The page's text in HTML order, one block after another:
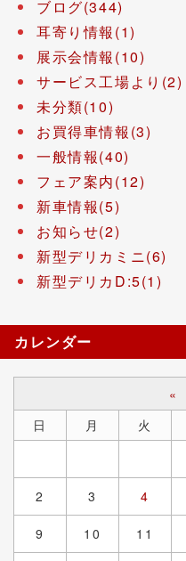
ブログ(344)
耳寄り情報(1)
展示会情報(10)
サービス工場より(2)
未分類(10)
お買得車情報(3)
一般情報(40)
フェア案内(12)
新車情報(5)
お知らせ(2)
新型デリカミニ(6)
新型デリカD:5(1)
カレンダー
«
日
月 火
2 3 4
9 10 11